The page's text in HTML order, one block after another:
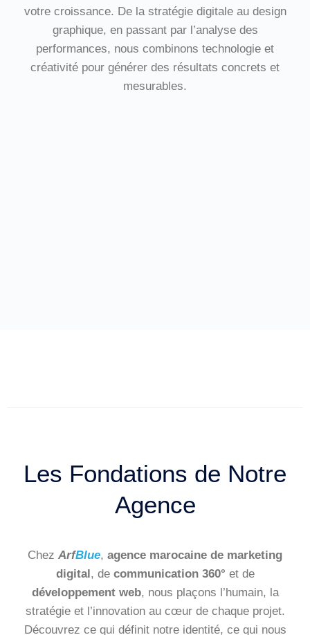
votre croissance. De la stratégie digitale au design
graphique, en passant par l’analyse des
performances, nous combinons technologie et
créativité pour générer des résultats concrets et
mesurables.
Les Fondations de Notre
Agence
Chez ArfBlue, agence marocaine de marketing
digital , de communication 360° et de
développement web, nous plaçons l’humain, la
stratégie et l’innovation au cœur de chaque projet.
Découvrez ce qui définit notre identité, ce qui nous